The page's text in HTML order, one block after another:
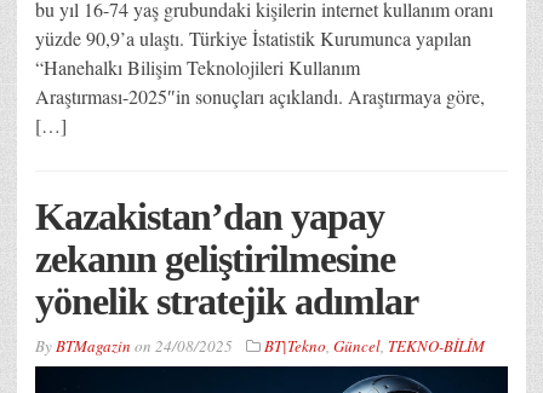
bu yıl 16-74 yaş grubundaki kişilerin internet kullanım oranı
yüzde 90,9’a ulaştı. Türkiye İstatistik Kurumunca yapılan
“Hanehalkı Bilişim Teknolojileri Kullanım
Araştırması-2025″in sonuçları açıklandı. Araştırmaya göre,
[…]
Kazakistan’dan yapay
zekanın geliştirilmesine
yönelik stratejik adımlar
ByBTMagazin on 24/08/2025 BT|Tekno, Güncel, TEKNO-BİLİM